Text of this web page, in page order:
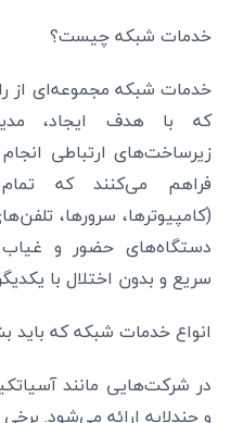
خدمات شبکه چیست؟
خدمات شبکه مجموعه‌ای از
که با هدف ایجاد،
زیرساخت‌های ارتباطی
فراهم می‌کنند که
دستگاه‌های حضور و غیاب
سریع و بدون اختلال با
انواع خدمات شبکه که باید
در شرکت‌هایی مانند
و چندلایه ارائه می‌شود.